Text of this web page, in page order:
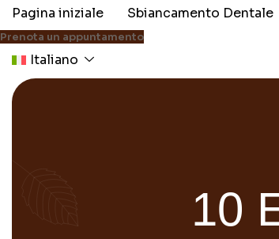
Pagina iniziale Sbiancamento Dentale
Prenota un appuntamento
Italiano
10